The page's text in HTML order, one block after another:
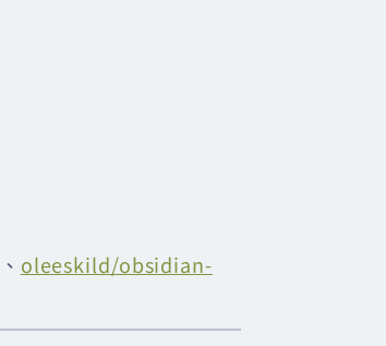
、 oleeskild/obsidian-